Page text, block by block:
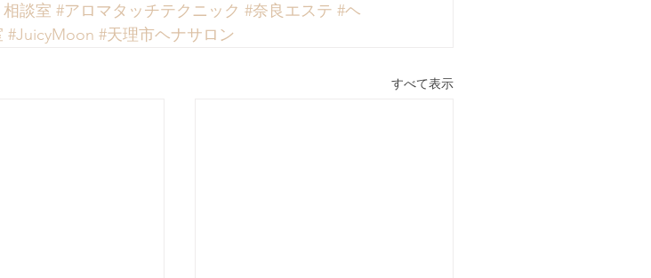
談室 #アロマタッチテクニック #奈良エステ #ヘ
#JuicyMoon #天理市ヘナサロン
すべて表示